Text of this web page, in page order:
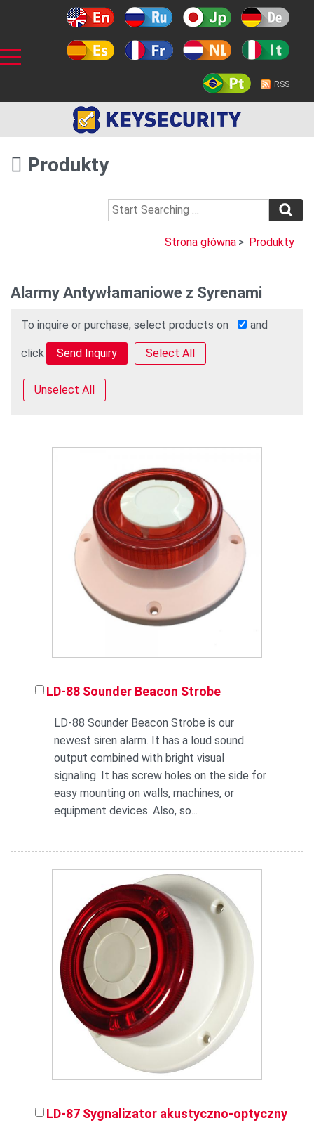
RSS
Produkty
Strona główna > Produkty
Alarmy Antywłamaniowe z Syrenami
To inquire or purchase, select products on and
click Select All
Unselect All
LD-88 Sounder Beacon Strobe
LD-88 Sounder Beacon Strobe is our
newest siren alarm. It has a loud sound
output combined with bright visual
signaling. It has screw holes on the side for
easy mounting on walls, machines, or
equipment devices. Also, so...
LD-87 Sygnalizator akustyczno-optyczny